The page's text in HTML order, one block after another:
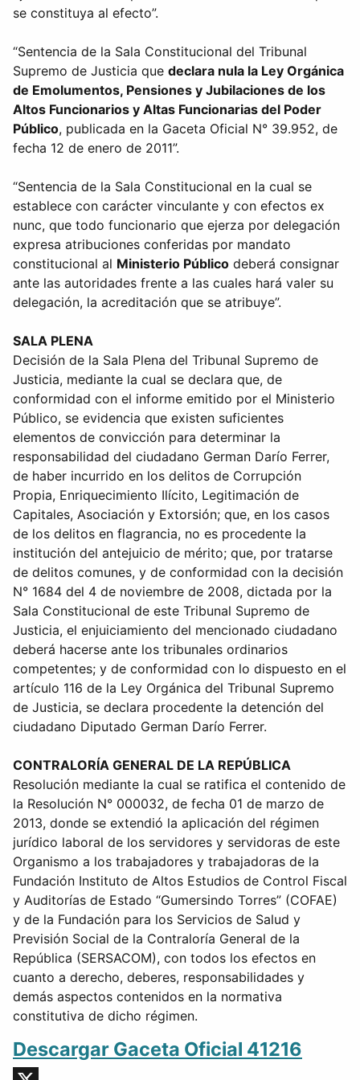
se constituya al efecto”.
“Sentencia de la Sala Constitucional del Tribunal
Supremo de Justicia que declara nula la Ley Orgánica
de Emolumentos, Pensiones y Jubilaciones de los
Altos Funcionarios y Altas Funcionarias del Poder
Público, publicada en la Gaceta Oficial N° 39.952, de
fecha 12 de enero de 2011”.
“Sentencia de la Sala Constitucional en la cual se
establece con carácter vinculante y con efectos ex
nunc, que todo funcionario que ejerza por delegación
expresa atribuciones conferidas por mandato
constitucional al Ministerio Público deberá consignar
ante las autoridades frente a las cuales hará valer su
delegación, la acreditación que se atribuye”.
SALA PLENA
Decisión de la Sala Plena del Tribunal Supremo de
Justicia, mediante la cual se declara que, de
conformidad con el informe emitido por el Ministerio
Público, se evidencia que existen suficientes
elementos de convicción para determinar la
responsabilidad del ciudadano German Darío Ferrer,
de haber incurrido en los delitos de Corrupción
Propia, Enriquecimiento Ilícito, Legitimación de
Capitales, Asociación y Extorsión; que, en los casos
de los delitos en flagrancia, no es procedente la
institución del antejuicio de mérito; que, por tratarse
de delitos comunes, y de conformidad con la decisión
N° 1684 del 4 de noviembre de 2008, dictada por la
Sala Constitucional de este Tribunal Supremo de
Justicia, el enjuiciamiento del mencionado ciudadano
deberá hacerse ante los tribunales ordinarios
competentes; y de conformidad con lo dispuesto en el
artículo 116 de la Ley Orgánica del Tribunal Supremo
de Justicia, se declara procedente la detención del
ciudadano Diputado German Darío Ferrer.
CONTRALORÍA GENERAL DE LA REPÚBLICA
Resolución mediante la cual se ratifica el contenido de
la Resolución N° 000032, de fecha 01 de marzo de
2013, donde se extendió la aplicación del régimen
jurídico laboral de los servidores y servidoras de este
Organismo a los trabajadores y trabajadoras de la
Fundación Instituto de Altos Estudios de Control Fiscal
y Auditorías de Estado “Gumersindo Torres” (COFAE)
y de la Fundación para los Servicios de Salud y
Previsión Social de la Contraloría General de la
República (SERSACOM), con todos los efectos en
cuanto a derecho, deberes, responsabilidades y
demás aspectos contenidos en la normativa
constitutiva de dicho régimen.
Descargar Gaceta Oficial 41216